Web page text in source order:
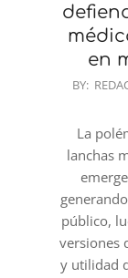
en
2026-
BY:
La
lanchas
público,
versiones
y utilidad